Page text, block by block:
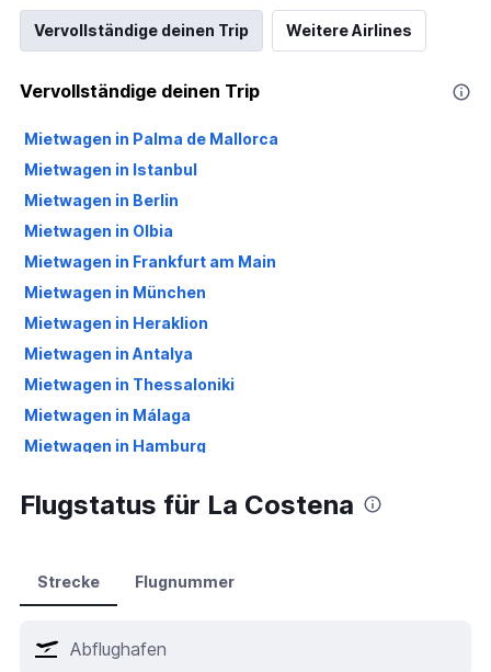
Vervollständige deinen Trip Weitere Airlines
Vervollständige deinen Trip
Mietwagen in Palma de Mallorca
Mietwagen in Istanbul
Mietwagen in Berlin
Mietwagen in Olbia
Mietwagen in Frankfurt am Main
Mietwagen in München
Mietwagen in Heraklion
Mietwagen in Antalya
Mietwagen in Thessaloniki
Mietwagen in Málaga
Mietwagen in Hamburg
Hotels in Hamburg
Hotels in Paris
Flugstatus für La Costena
Strecke Flugnummer